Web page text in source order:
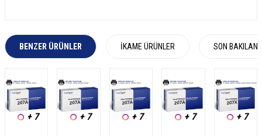
BENZER ÜRÜNLER İKAME ÜRÜNLER SON
+ 7 + 7 + 7 + 7 + 7